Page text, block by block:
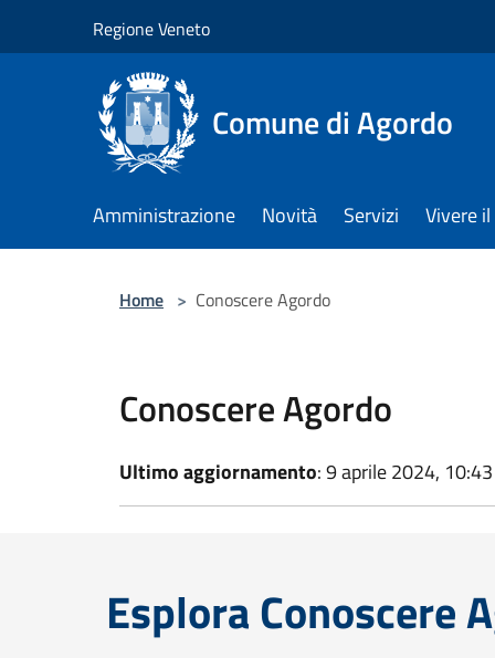
Regione Veneto
Comune di Agordo
Amministrazione Novità Servizi Vivere
Home > Conoscere Agordo
Conoscere Agordo
Ultimo aggiornamento: 9 aprile 2024, 10:43
Esplora Conoscere